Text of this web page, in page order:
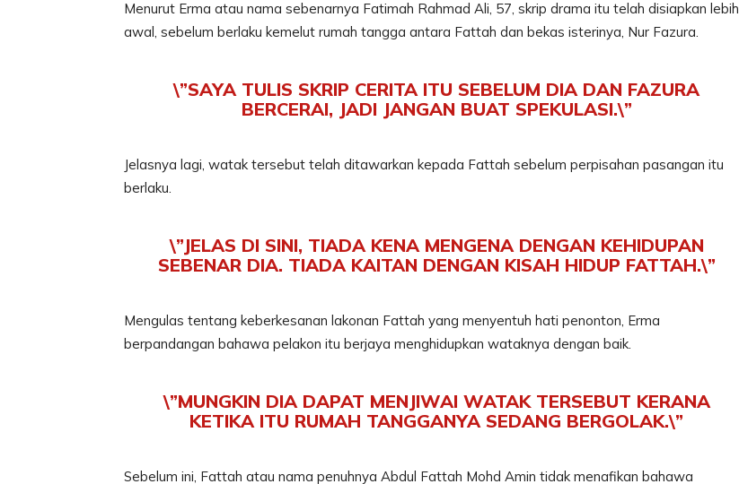
Menurut Erma atau nama sebenarnya Fatimah Rahmad Ali, 57, skrip drama itu telah disiapkan lebih
awal, sebelum berlaku kemelut rumah tangga antara Fattah dan bekas isterinya, Nur Fazura.
\”SAYA TULIS SKRIP CERITA ITU SEBELUM DIA DAN FAZURA
BERCERAI, JADI JANGAN BUAT SPEKULASI.\”
Jelasnya lagi, watak tersebut telah ditawarkan kepada Fattah sebelum perpisahan pasangan itu
berlaku.
\”JELAS DI SINI, TIADA KENA MENGENA DENGAN KEHIDUPAN
SEBENAR DIA. TIADA KAITAN DENGAN KISAH HIDUP FATTAH.\”
Mengulas tentang keberkesanan lakonan Fattah yang menyentuh hati penonton, Erma
berpandangan bahawa pelakon itu berjaya menghidupkan wataknya dengan baik.
\”MUNGKIN DIA DAPAT MENJIWAI WATAK TERSEBUT KERANA
KETIKA ITU RUMAH TANGGANYA SEDANG BERGOLAK.\”
Sebelum ini, Fattah atau nama penuhnya Abdul Fattah Mohd Amin tidak menafikan bahawa